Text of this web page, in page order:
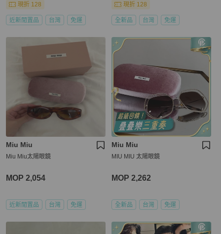
現折 128
近新閒置品 台灣 免運
現折 128
全新品 台灣 免運
Miu Miu
Miu Miu太陽眼鏡
MOP 2,054
近新閒置品 台灣 免運
Miu Miu
MIU MIU 太陽眼鏡
MOP 2,262
全新品 台灣 免運